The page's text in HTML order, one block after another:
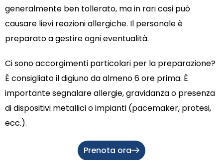
generalmente ben tollerato, ma in rari casi può
causare lievi reazioni allergiche. Il personale è
preparato a gestire ogni eventualità.
Ci sono accorgimenti particolari per la preparazione?
È consigliato il digiuno da almeno 6 ore prima. È
importante segnalare allergie, gravidanza o presenza
di dispositivi metallici o impianti (pacemaker, protesi,
ecc.).
Prenota ora